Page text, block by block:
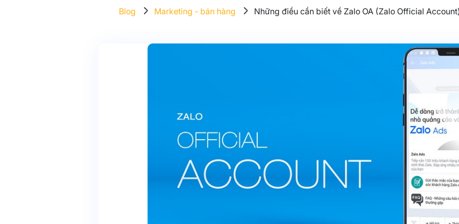
Blog Marketing - bán hàng Những điều cần biết về Zalo OA (Zalo Official